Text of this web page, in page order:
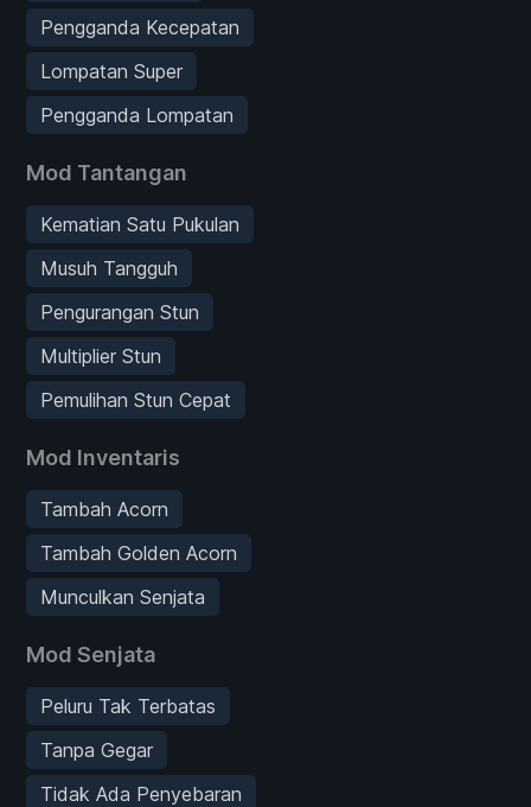
Pengganda Kecepatan
Lompatan Super
Pengganda Lompatan
Mod Tantangan
Kematian Satu Pukulan
Musuh Tangguh
Pengurangan Stun
Multiplier Stun
Pemulihan Stun Cepat
Mod Inventaris
Tambah Acorn
Tambah Golden Acorn
Munculkan Senjata
Mod Senjata
Peluru Tak Terbatas
Tanpa Gegar
Tidak Ada Penyebaran